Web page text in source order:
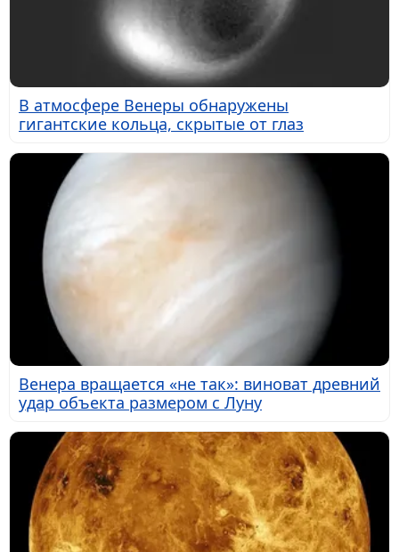
В атмосфере Венеры обнаружены
гигантские кольца, скрытые от глаз
Венера вращается «не так»: виноват древний
удар объекта размером с Луну